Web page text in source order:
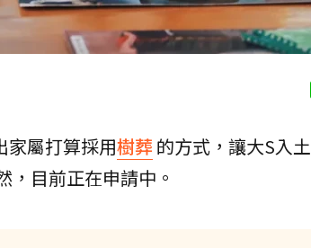
家屬打算採用樹葬 的方式，讓大S入
，目前正在申請中。